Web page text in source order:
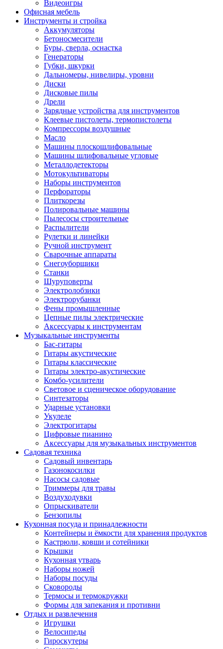
Видеоигры
Офисная мебель
Инструменты и стройка
Аккумуляторы
Бетоносмесители
Буры, сверла, оснастка
Генераторы
Губки, шкурки
Дальномеры, нивелиры, уровни
Диски
Дисковые пилы
Дрели
Зарядные устройства для инструментов
Клеевые пистолеты, термопистолеты
Компрессоры воздушные
Масло
Машины плоскошлифовальные
Машины шлифовальные угловые
Металлодетекторы
Мотокультиваторы
Наборы инструментов
Перфораторы
Плиткорезы
Полировальные машины
Пылесосы строительные
Распылители
Рулетки и линейки
Ручной инструмент
Сварочные аппараты
Снегоуборщики
Станки
Шуруповерты
Электролобзики
Электрорубанки
Фены промышленные
Цепные пилы электрические
Аксессуары к инструментам
Музыкальные инструменты
Бас-гитары
Гитары акустические
Гитары классические
Гитары электро-акустические
Комбо-усилители
Световое и сценическое оборудование
Синтезаторы
Ударные установки
Укулеле
Электрогитары
Цифровые пианино
Аксессуары для музыкальных инструментов
Садовая техника
Садовый инвентарь
Газонокосилки
Насосы садовые
Триммеры для травы
Воздуходувки
Опрыскиватели
Бензопилы
Кухонная посуда и принадлежности
Контейнеры и ёмкости для хранения продуктов
Кастрюли, ковши и сотейники
Крышки
Кухонная утварь
Наборы ножей
Наборы посуды
Сковороды
Термосы и термокружки
Формы для запекания и противни
Отдых и развлечения
Игрушки
Велосипеды
Гироскутеры